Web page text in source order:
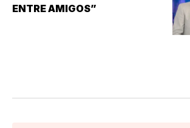
Y/O MANTENER…
ENTRE AMIGOS”